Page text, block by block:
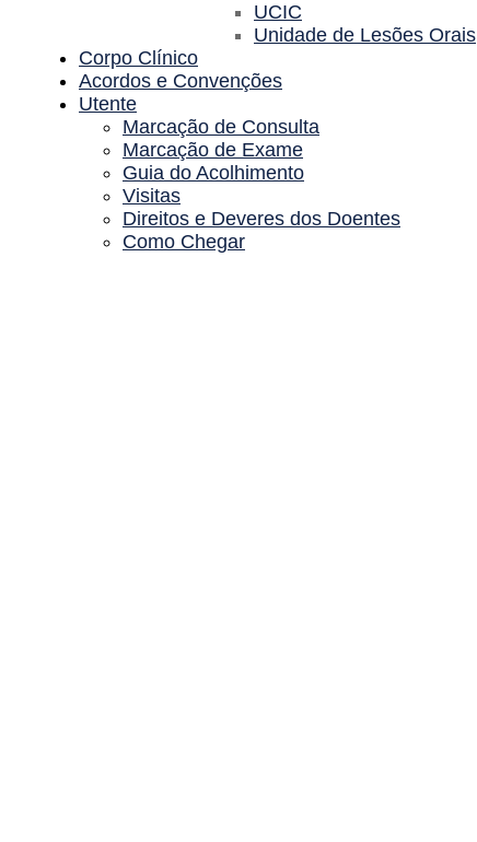
UCIC
Unidade de Lesões Orais
Corpo Clínico
Acordos e Convenções
Utente
Marcação de Consulta
Marcação de Exame
Guia do Acolhimento
Visitas
Direitos e Deveres dos Doentes
Como Chegar